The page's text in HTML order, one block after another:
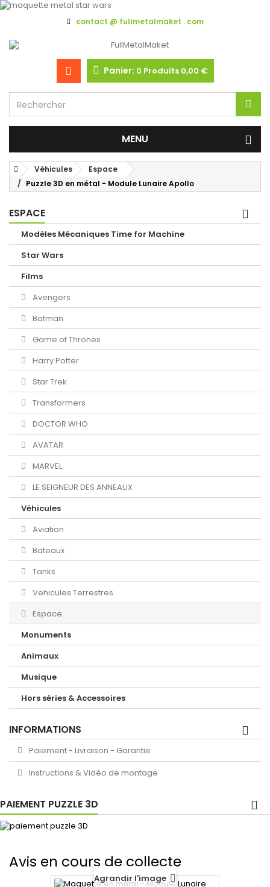
contact @ fullmetalmaket . com
Panier: 0 Produits 0,00 €
MENU
Véhicules
Espace
Puzzle 3D en métal - Module Lunaire Apollo
ESPACE
Modèles Mécaniques Time for Machine
Star Wars
Films
Avengers
Batman
Game of Thrones
Harry Potter
Star Trek
Transformers
DOCTOR WHO
AVATAR
MARVEL
LE SEIGNEUR DES ANNEAUX
Véhicules
Aviation
Bateaux
Tanks
Vehicules Terrestres
Espace
Monuments
Animaux
Musique
Hors séries & Accessoires
INFORMATIONS
Paiement - Livraison - Garantie
Instructions & Vidéo de montage
PAIEMENT PUZZLE 3D
Avis en cours de collecte
Agrandir l'image